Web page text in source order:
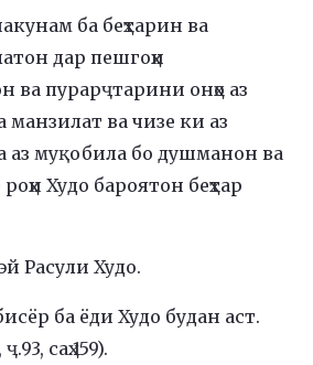
ба беҳтарин ва
дар пешгоҳи
ва пурарҷтарини онҳо аз
манзилат ва чизе ки аз
аз муқобила бо душманон ва
Худо бароятон беҳтар
Расули Худо.
ба ёди Худо будан аст.
саҳ.159).